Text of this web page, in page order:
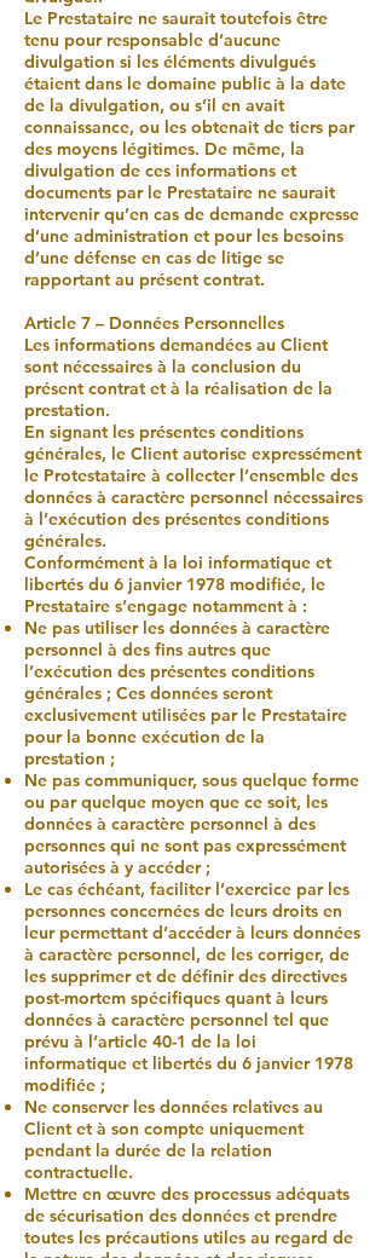
Le Prestataire ne saurait toutefois être
tenu pour responsable d’aucune
divulgation si les éléments divulgués
étaient dans le domaine public à la date
de la divulgation, ou s’il en avait
connaissance, ou les obtenait de tiers par
des moyens légitimes. De même, la
divulgation de ces informations et
documents par le Prestataire ne saurait
intervenir qu’en cas de demande expresse
d’une administration et pour les besoins
d’une défense en cas de litige se
rapportant au présent contrat.
Article 7 – Données Personnelles
Les informations demandées au Client
sont nécessaires à la conclusion du
présent contrat et à la réalisation de la
prestation.
En signant les présentes conditions
générales, le Client autorise expressément
le Protestataire à collecter l’ensemble des
données à caractère personnel nécessaires
à l’exécution des présentes conditions
générales.
Conformément à la loi informatique et
libertés du 6 janvier 1978 modifiée, le
Prestataire s’engage notamment à :
Ne pas utiliser les données à caractère
personnel à des fins autres que
l’exécution des présentes conditions
générales ; Ces données seront
exclusivement utilisées par le Prestataire
pour la bonne exécution de la
prestation ;
Ne pas communiquer, sous quelque forme
ou par quelque moyen que ce soit, les
données à caractère personnel à des
personnes qui ne sont pas expressément
autorisées à y accéder ;
Le cas échéant, faciliter l’exercice par les
personnes concernées de leurs droits en
leur permettant d’accéder à leurs données
à caractère personnel, de les corriger, de
les supprimer et de définir des directives
post-mortem spécifiques quant à leurs
données à caractère personnel tel que
prévu à l’article 40-1 de la loi
informatique et libertés du 6 janvier 1978
modifiée ;
Ne conserver les données relatives au
Client et à son compte uniquement
pendant la durée de la relation
contractuelle.
Mettre en œuvre des processus adéquats
de sécurisation des données et prendre
toutes les précautions utiles au regard de